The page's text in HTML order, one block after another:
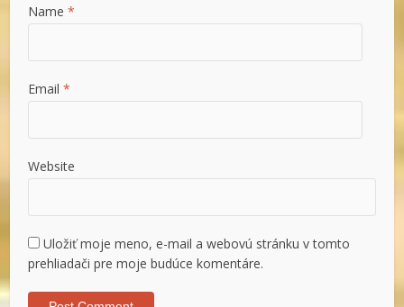
Name *
Email *
Website
Uložiť moje meno, e-mail a webovú stránku v tomto
prehliadači pre moje budúce komentáre.